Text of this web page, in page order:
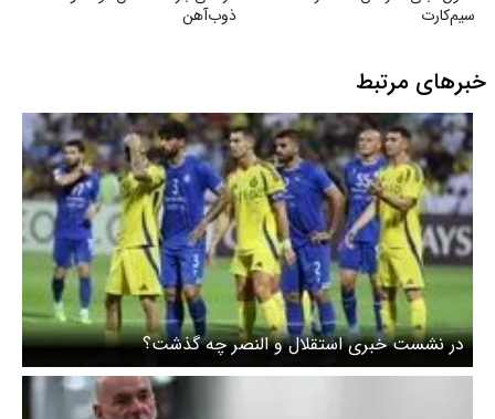
سیم‌کارت
ذوب‌آهن
خبرهای مرتبط
در نشست خبری استقلال و النصر چه گذشت؟